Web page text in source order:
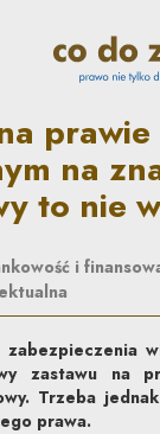
newsletter
prawie
na
to nie
i
zabezpieczenia
zastawu na
Trzeba
prawa.